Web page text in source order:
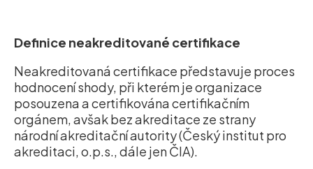
Definice neakreditované certifikace
Neakreditovaná certifikace představuje proces
hodnocení shody, při kterém je organizace
posouzena a certifikována certifikačním
orgánem, avšak bez akreditace ze strany
národní akreditační autority (Český institut pro
akreditaci, o.p.s., dále jen ČIA).